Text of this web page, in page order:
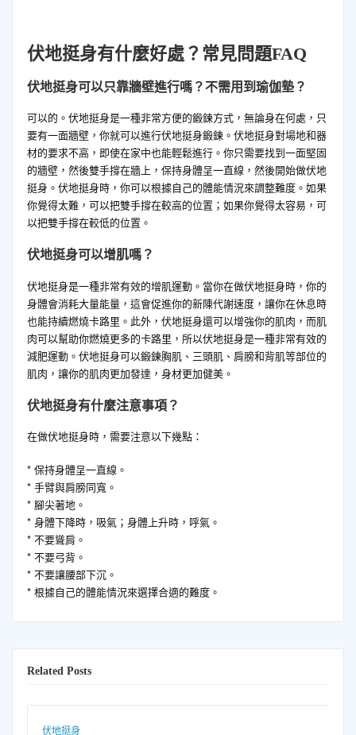
伏地挺身有什麼好處？常見問題FAQ
伏地挺身可以只靠牆壁進行嗎？不需用到瑜伽墊？
可以的。伏地挺身是一種非常方便的鍛鍊方式，無論身在何處，只
要有一面牆壁，你就可以進行伏地挺身鍛鍊。伏地挺身對場地和器
材的要求不高，即使在家中也能輕鬆進行。你只需要找到一面堅固
的牆壁，然後雙手撐在牆上，保持身體呈一直線，然後開始做伏地
挺身。伏地挺身時，你可以根據自己的體能情況來調整難度。如果
你覺得太難，可以把雙手撐在較高的位置；如果你覺得太容易，可
以把雙手撐在較低的位置。
伏地挺身可以增肌嗎？
伏地挺身是一種非常有效的增肌運動。當你在做伏地挺身時，你的
身體會消耗大量能量，這會促進你的新陳代謝速度，讓你在休息時
也能持續燃燒卡路里。此外，伏地挺身還可以增強你的肌肉，而肌
肉可以幫助你燃燒更多的卡路里，所以伏地挺身是一種非常有效的
減肥運動。伏地挺身可以鍛鍊胸肌、三頭肌、肩膀和背肌等部位的
肌肉，讓你的肌肉更加發達，身材更加健美。
伏地挺身有什麼注意事項？
在做伏地挺身時，需要注意以下幾點：
* 保持身體呈一直線。
* 手臂與肩膀同寬。
* 腳尖著地。
* 身體下降時，吸氣；身體上升時，呼氣。
* 不要聳肩。
* 不要弓背。
* 不要讓腰部下沉。
* 根據自己的體能情況來選擇合適的難度。
Related Posts